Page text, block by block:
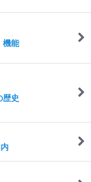
機能
歴史